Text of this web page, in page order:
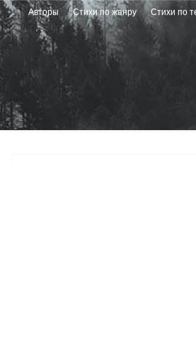
Перейти
к
основному
содержанию
Авторы Стихи по жанру Стихи по